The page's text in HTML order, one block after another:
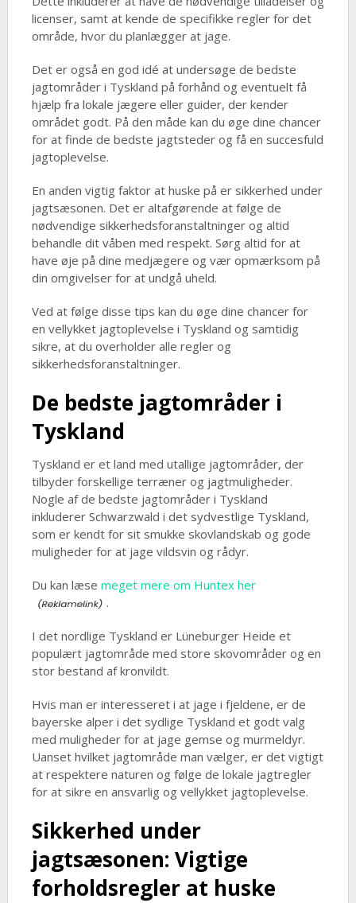
licenser, samt at kende de specifikke regler for det
område, hvor du planlægger at jage.
Det er også en god idé at undersøge de bedste
jagtområder i Tyskland på forhånd og eventuelt få
hjælp fra lokale jægere eller guider, der kender
området godt. På den måde kan du øge dine chancer
for at finde de bedste jagtsteder og få en succesfuld
jagtoplevelse.
En anden vigtig faktor at huske på er sikkerhed under
jagtsæsonen. Det er altafgørende at følge de
nødvendige sikkerhedsforanstaltninger og altid
behandle dit våben med respekt. Sørg altid for at
have øje på dine medjægere og vær opmærksom på
din omgivelser for at undgå uheld.
Ved at følge disse tips kan du øge dine chancer for
en vellykket jagtoplevelse i Tyskland og samtidig
sikre, at du overholder alle regler og
sikkerhedsforanstaltninger.
De bedste jagtområder i
Tyskland
Tyskland er et land med utallige jagtområder, der
tilbyder forskellige terræner og jagtmuligheder.
Nogle af de bedste jagtområder i Tyskland
inkluderer Schwarzwald i det sydvestlige Tyskland,
som er kendt for sit smukke skovlandskab og gode
muligheder for at jage vildsvin og rådyr.
Du kan læse meget mere om Huntex her
.
I det nordlige Tyskland er Lüneburger Heide et
populært jagtområde med store skovområder og en
stor bestand af kronvildt.
Hvis man er interesseret i at jage i fjeldene, er de
bayerske alper i det sydlige Tyskland et godt valg
med muligheder for at jage gemse og murmeldyr.
Uanset hvilket jagtområde man vælger, er det vigtigt
at respektere naturen og følge de lokale jagtregler
for at sikre en ansvarlig og vellykket jagtoplevelse.
Sikkerhed under
jagtsæsonen: Vigtige
forholdsregler at huske